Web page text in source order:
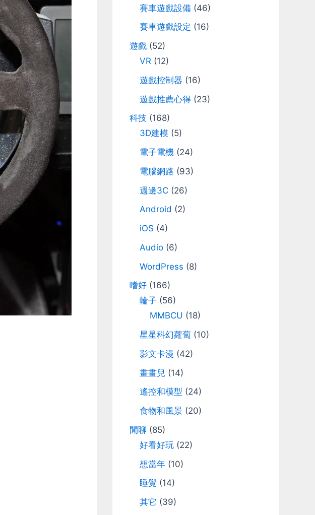
賽車遊戲設備 (46)
賽車遊戲設定 (16)
遊戲 (52)
VR (12)
遊戲控制器 (16)
遊戲推薦心得 (23)
科技 (168)
3D建模 (5)
電子電機 (24)
電腦網路 (93)
週邊3C (26)
Android (2)
iOS (4)
Audio (6)
WordPress (8)
嗜好 (166)
輪子 (56)
MMBCU (18)
星星科幻蘿蔔 (10)
影文卡漫 (42)
畫畫兒 (14)
遙控和模型 (24)
食物和風景 (20)
閒聊 (85)
好看好玩 (22)
想當年 (10)
睡覺 (14)
其它 (39)